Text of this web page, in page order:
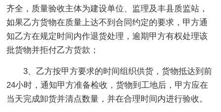
齐全，质量验收主体为建设单位、监理及丰县质监站，
如果乙方货物在质量上达不到合同约定的要求，甲方通
知乙方在规定时间内作退货处理，逾期甲方有权处理该
批货物并拒付乙方货款；
3、乙方按甲方要求的时间组织供货，货物抵达到前
24小时，通知甲方准备检收，货物到工地后，甲方应在
当天完成卸货并清点数量，并在合理时间内进行验收。